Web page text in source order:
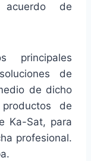
de
de
de dicho
de
Ka-Sat, para
profesional.